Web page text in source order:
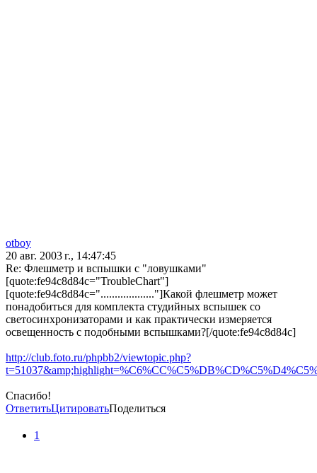
otboy
20 авг. 2003 г., 14:47:45
Re: Флешметр и вспышки с "ловушками"
[quote:fe94c8d84c="TroubleChart"]
[quote:fe94c8d84c="..................."]Какой флешметр может
понадобиться для комплекта студийных вспышек со
светосинхронизаторами и как практически измеряется
освещенность с подобными вспышками?[/quote:fe94c8d84c]
http://club.foto.ru/phpbb2/viewtopic.php?
Спасибо!
ОтветитьЦитироватьПоделиться
1